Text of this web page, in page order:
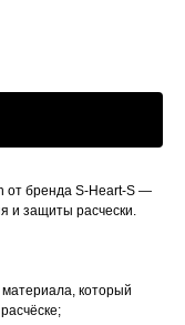
от бренда S-Heart-S —
и защиты расчески.
материала, который